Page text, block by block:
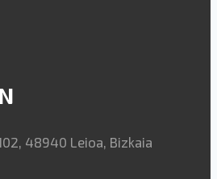
48940 Leioa, Bizkaia